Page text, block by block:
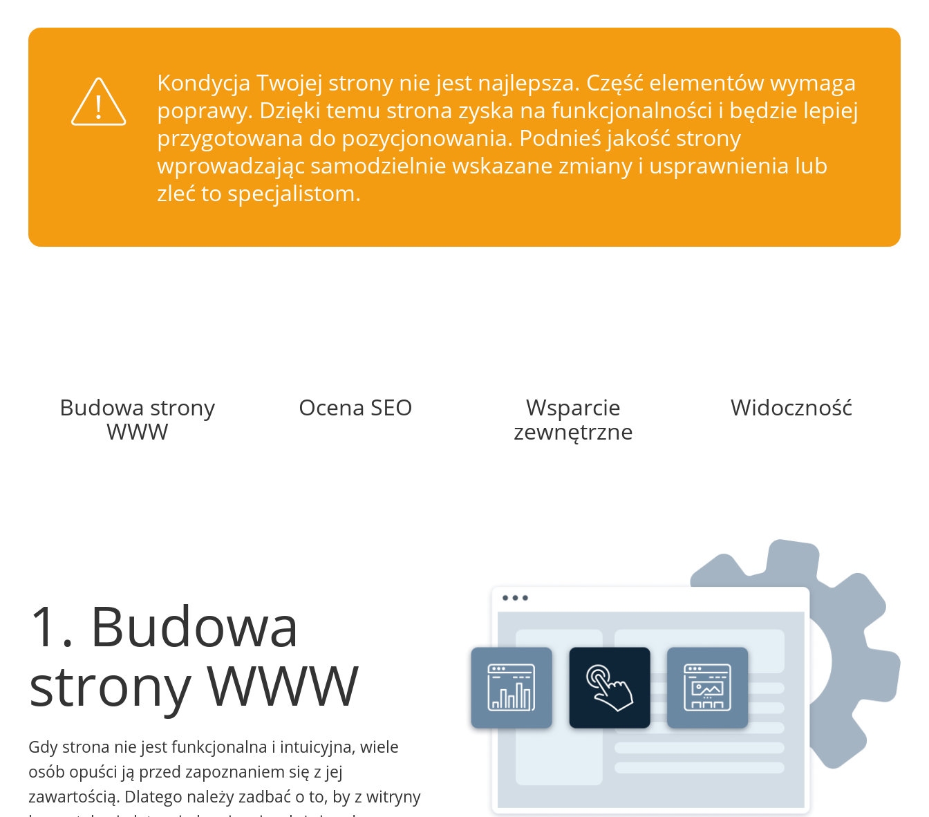
Kondycja Twojej strony nie jest najlepsza. Część elementów wymaga
poprawy. Dzięki temu strona zyska na funkcjonalności i będzie lepiej
przygotowana do pozycjonowania. Podnieś jakość strony
wprowadzając samodzielnie wskazane zmiany i usprawnienia lub
zleć to specjalistom.
Budowa strony
WWW
Ocena SEO
Wsparcie
zewnętrzne
Widoczność
1. Budowa
strony WWW
Gdy strona nie jest funkcjonalna i intuicyjna, wiele
osób opuści ją przed zapoznaniem się z jej
zawartością. Dlatego należy zadbać o to, by z witryny